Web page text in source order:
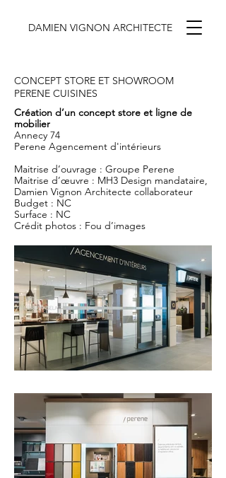
DAMIEN VIGNON ARCHITECTE
CONCEPT STORE ET SHOWROOM
PERENE CUISINES
Création d’un concept store et ligne de
mobilier
Annecy 74
Perene Agencement d'intérieurs
Maitrise d’ouvrage : Groupe Perene
Maitrise d’œuvre : MH3 Design mandataire,
Damien Vignon Architecte collaborateur
Budget : NC
Surface : NC
Crédit photos : Fou d’images